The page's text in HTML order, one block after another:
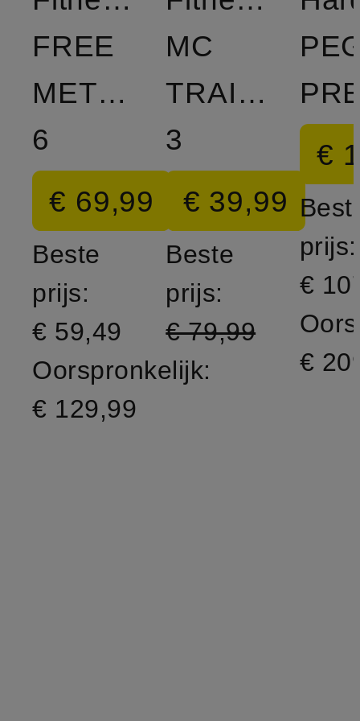
FREE
METCON
6
€ 69,99
Beste
prijs:
€ 59,49
Oorspronkelijk:
€ 129,99
MC
TRAINER
3
€ 39,99
Beste
prijs:
€ 79,99
€
prijs:
€
€